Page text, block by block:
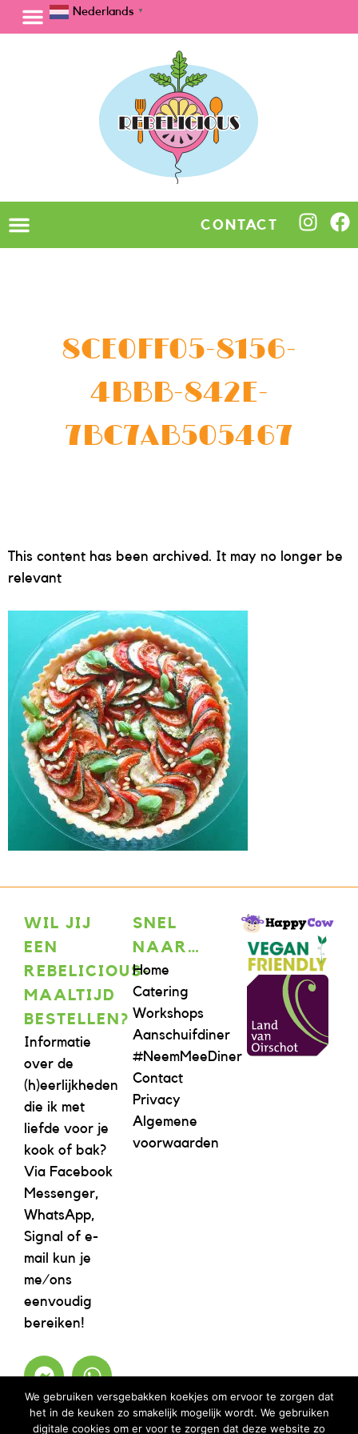
Nederlands ▼
CONTACT
8CE0FF05-8156-
4BBB-842E-
7BC7AB505467
This content has been archived. It may no longer be
relevant
WIL JIJ
EEN
REBELICIOUS-
MAALTIJD
BESTELLEN?
Informatie
over de
(h)eerlijkheden
die ik met
liefde voor je
kook of bak?
Via Facebook
Messenger,
WhatsApp,
Signal of e-
mail kun je
me/ons
eenvoudig
bereiken!
SNEL
NAAR…
Home
Catering
Workshops
Aanschuifdiner
#NeemMeeDiner
Contact
Privacy
Algemene
voorwaarden
We gebruiken versgebakken koekjes om ervoor te zorgen dat
het in de keuken zo smakelijk mogelijk wordt. We gebruiken
digitale cookies om er voor te zorgen dat deze website zo